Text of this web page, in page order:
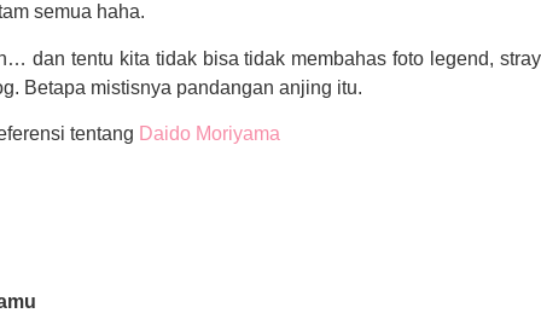
semua haha.
dan tentu kita tidak bisa tidak membahas foto legend, stray
Betapa mistisnya pandangan anjing itu.
tentang Daido Moriyama